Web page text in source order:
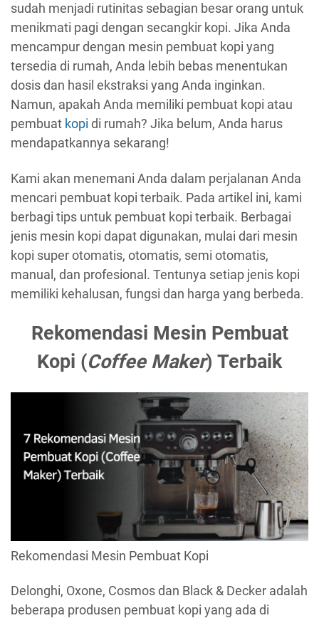
sudah menjadi rutinitas sebagian besar orang untuk
menikmati pagi dengan secangkir kopi. Jika Anda
mencampur dengan mesin pembuat kopi yang
tersedia di rumah, Anda lebih bebas menentukan
dosis dan hasil ekstraksi yang Anda inginkan.
Namun, apakah Anda memiliki pembuat kopi atau
pembuat kopi di rumah? Jika belum, Anda harus
mendapatkannya sekarang!
Kami akan menemani Anda dalam perjalanan Anda
mencari pembuat kopi terbaik. Pada artikel ini, kami
berbagi tips untuk pembuat kopi terbaik. Berbagai
jenis mesin kopi dapat digunakan, mulai dari mesin
kopi super otomatis, otomatis, semi otomatis,
manual, dan profesional. Tentunya setiap jenis kopi
memiliki kehalusan, fungsi dan harga yang berbeda.
Rekomendasi Mesin Pembuat
Kopi (Coffee Maker) Terbaik
Rekomendasi Mesin Pembuat Kopi
Delonghi, Oxone, Cosmos dan Black & Decker adalah
beberapa produsen pembuat kopi yang ada di